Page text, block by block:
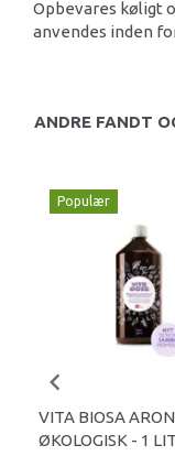
Opbevares køligt
anvendes inden
ANDRE FANDT
Populær
VITA BIOSA
ØKOLOGISK - 1